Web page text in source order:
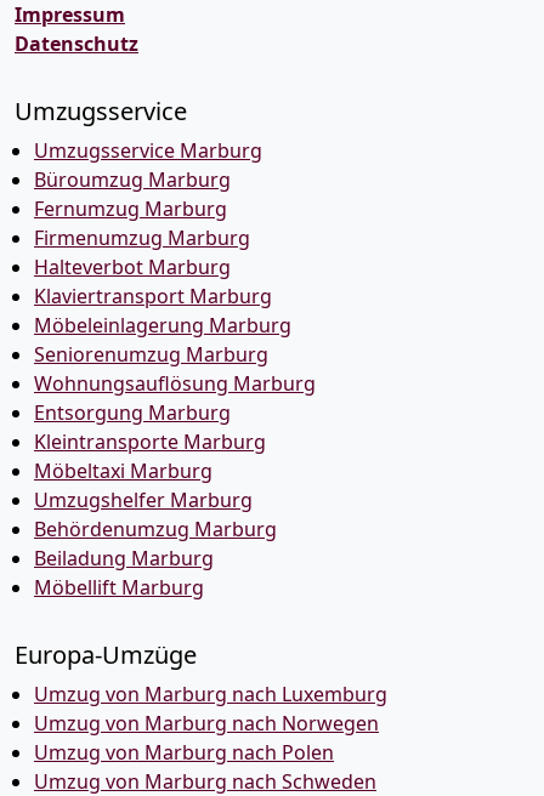
Impressum
Datenschutz
Umzugsservice
Umzugsservice Marburg
Büroumzug Marburg
Fernumzug Marburg
Firmenumzug Marburg
Halteverbot Marburg
Klaviertransport Marburg
Möbeleinlagerung Marburg
Seniorenumzug Marburg
Wohnungsauflösung Marburg
Entsorgung Marburg
Kleintransporte Marburg
Möbeltaxi Marburg
Umzugshelfer Marburg
Behördenumzug Marburg
Beiladung Marburg
Möbellift Marburg
Europa-Umzüge
Umzug von Marburg nach Luxemburg
Umzug von Marburg nach Norwegen
Umzug von Marburg nach Polen
Umzug von Marburg nach Schweden